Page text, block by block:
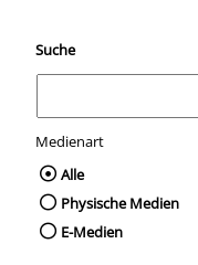
Suche
Medienart
Wählen Sie
Alle
Physische Medien
E-Medien